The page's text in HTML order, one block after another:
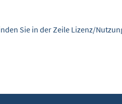
Sie in der Zeile Lizenz/